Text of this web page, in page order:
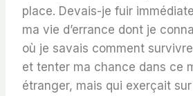
place. Devais-je fuir
ma vie d’errance dont je
où je savais comment
et tenter ma chance dans ce
étranger, mais qui exerçait